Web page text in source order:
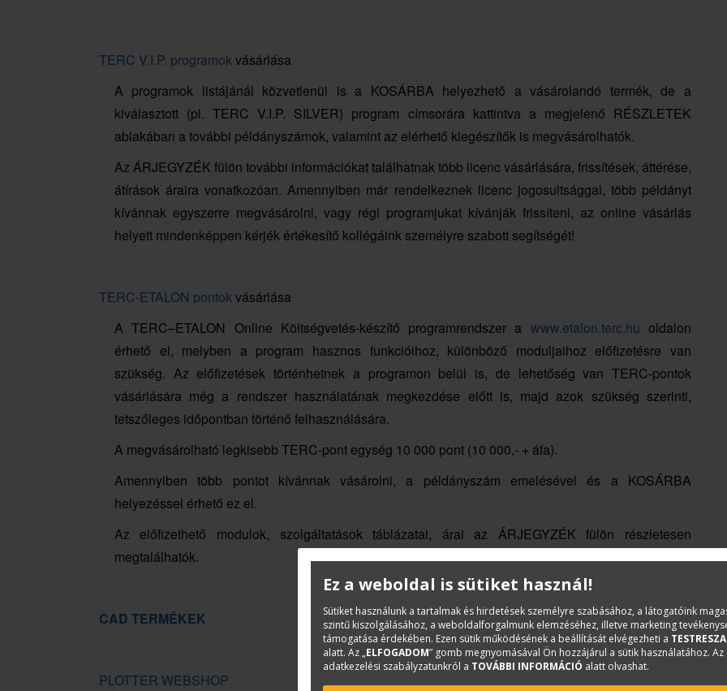
TERC V.I.P. programokvásárlása
A programok listájánál közvetlenül is a KOSÁRBA helyezhető a vásárolandó termék, de a
kiválasztott (pl. TERC V.I.P. SILVER) program címsorára kattintva a megjelenő RÉSZLETEK
ablakában a további példányszámok, valamint az elérhető kiegészítők is megvásárolhatók.
Az ÁRJEGYZÉK fülön további információkat találhatnak több licenc vásárlására, frissítések, áttérése,
átírások áraira vonatkozóan. Amennyiben már rendelkeznek licenc jogosultsággal, több példányt
kívánnak egyszerre megvásárolni, vagy régi programjukat kívánják frissíteni, az online vásárlás
helyett mindenképpen kérjék értékesítő kollégáink személyre szabott segítségét!
TERC-ETALON pontokvásárlása
A TERC–ETALON Online Költségvetés-készítő programrendszer a www.etalon.terc.hu oldalon
érhető el, melyben a program hasznos funkcióihoz, különböző moduljaihoz előfizetésre van
szükség. Az előfizetések történhetnek a programon belül is, de lehetőség van TERC-pontok
vásárlására még a rendszer használatának megkezdése előtt is, majd azok szükség szerinti,
tetszőleges időpontban történő felhasználására.
A megvásárolható legkisebb TERC-pont egység 10 000 pont (10 000,- + áfa).
Amennyiben több pontot kívánnak vásárolni, a példányszám emelésével és a KOSÁRBA
helyezéssel érhető ez el.
Az előfizethető modulok, szolgáltatások táblázatai, árai az ÁRJEGYZÉK fülön részletesen
megtalálhatók.
CAD TERMÉKEK
PLOTTER WEBSHOP
Ez a weboldal is sütiket használ!
Sütiket használunk a tartalmak és hirdetések személyre szabásához, a látogatóink
szintű kiszolgálásához, a weboldalforgalmunk elemzéséhez, illetve marketing
támogatása érdekében. Ezen sütik működésének a beállítását elvégezheti a
alatt. Az „ELFOGADOM” gomb megnyomásával Ön hozzájárul a sütik használatához. Az
adatkezelési szabályzatunkról a TOVÁBBI INFORMÁCIÓ alatt olvashat.